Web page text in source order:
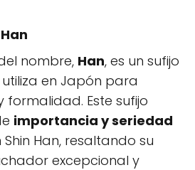
Han
nombre, Han, es un sufijo
en Japón para
Este sufijo
importancia y seriedad
Han, resaltando su
excepcional y